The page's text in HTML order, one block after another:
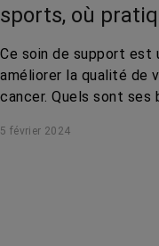
sports, où
Ce soin de support est
améliorer la qualité de
cancer. Quels sont ses
5 février 2024